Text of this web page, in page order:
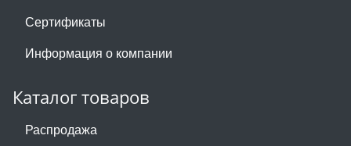
Сертификаты
Информация о компании
Каталог товаров
Распродажа